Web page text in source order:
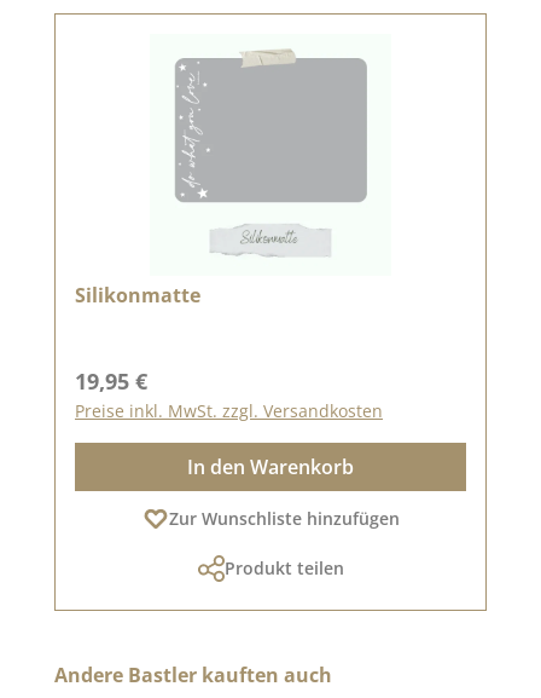
Silikonmatte
Regulärer Preis:
19,95 €
Preise inkl. MwSt. zzgl. Versandkosten
In den Warenkorb
Zur Wunschliste hinzufügen
Produkt teilen
Produktgalerie überspringen
Andere Bastler kauften auch